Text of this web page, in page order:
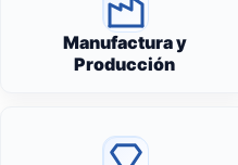
Manufactura y
Producción